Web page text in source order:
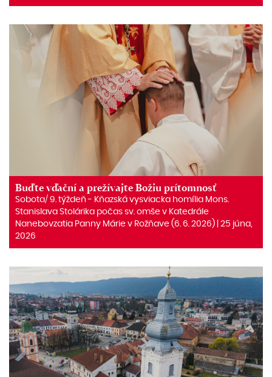
Buďte vďační a prežívajte Božiu prítomnosť
Sobota/ 9. týždeň ‒ Kňazská vysviacka homília Mons.
Stanislava Stolárika počas sv. omše v Katedrále
Nanebovzatia Panny Márie v Rožňave (6. 6. 2026) | 25 júna,
2026